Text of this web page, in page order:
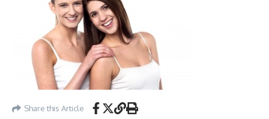
Share this Article